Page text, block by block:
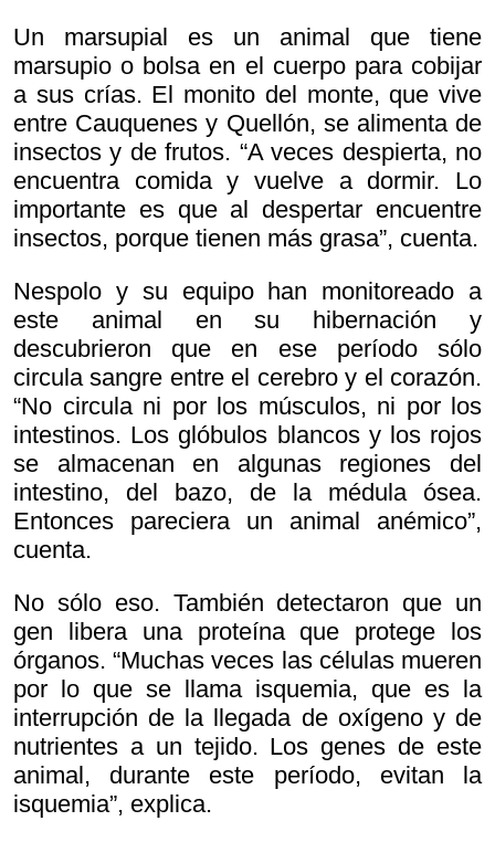
Un marsupial es un animal que tiene
marsupio o bolsa en el cuerpo para cobijar
a sus crías. El monito del monte, que vive
entre Cauquenes y Quellón, se alimenta de
insectos y de frutos. “A veces despierta, no
encuentra comida y vuelve a dormir. Lo
importante es que al despertar encuentre
insectos, porque tienen más grasa”, cuenta.
Nespolo y su equipo han monitoreado a
este animal en su hibernación y
descubrieron que en ese período sólo
circula sangre entre el cerebro y el corazón.
“No circula ni por los músculos, ni por los
intestinos. Los glóbulos blancos y los rojos
se almacenan en algunas regiones del
intestino, del bazo, de la médula ósea.
Entonces pareciera un animal anémico”,
cuenta.
No sólo eso. También detectaron que un
gen libera una proteína que protege los
órganos. “Muchas veces las células mueren
por lo que se llama isquemia, que es la
interrupción de la llegada de oxígeno y de
nutrientes a un tejido. Los genes de este
animal, durante este período, evitan la
isquemia”, explica.